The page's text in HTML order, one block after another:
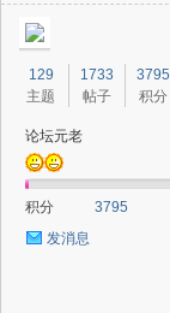
129
主题
1733
帖子
3795
积分
论坛元老
积分
3795
发消息